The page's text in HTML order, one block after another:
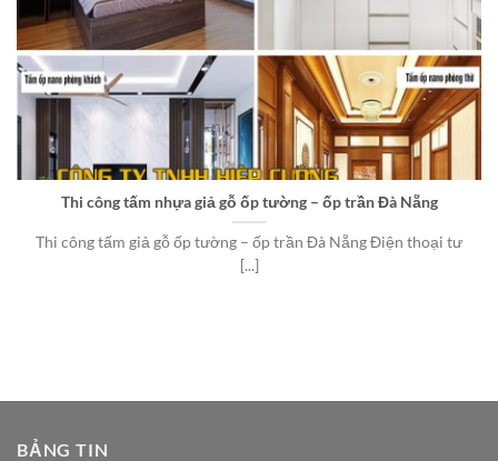
Thi công tấm nhựa giả gỗ ốp tường – ốp trần Đà Nẵng
Thi công tấm giả gỗ ốp tường – ốp trần Đà Nẵng Điện thoại tư
[...]
BẢNG TIN